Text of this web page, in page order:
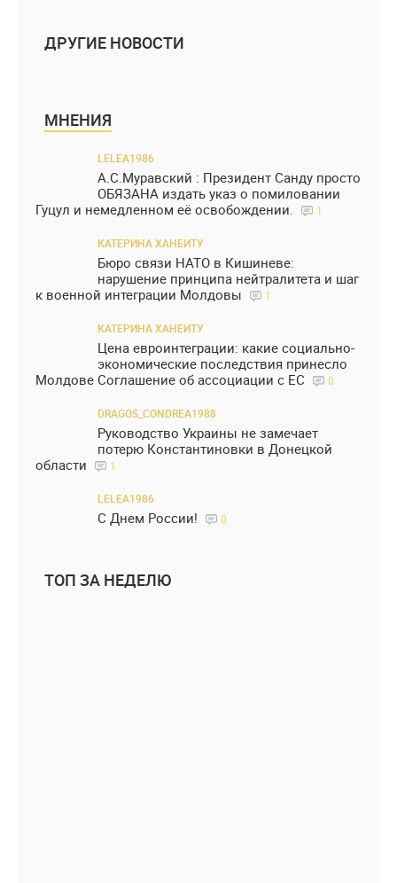
ДРУГИЕ НОВОСТИ
МНЕНИЯ
LELEA1986
А.С.Муравский : Президент Санду просто
ОБЯЗАНА издать указ о помиловании
Гуцул и немедленном её освобождении.
1
КАТЕРИНА ХАНЕИТУ
Бюро связи НАТО в Кишиневе:
нарушение принципа нейтралитета и шаг
к военной интеграции Молдовы
1
КАТЕРИНА ХАНЕИТУ
Цена евроинтеграции: какие социально-
экономические последствия принесло
Молдове Соглашение об ассоциации с ЕС
0
DRAGOS_CONDREA1988
Руководство Украины не замечает
потерю Константиновки в Донецкой
области
1
LELEA1986
С Днем России! 0
ТОП ЗА НЕДЕЛЮ